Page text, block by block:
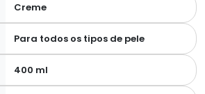
Creme
Para todos os tipos de pele
400 ml